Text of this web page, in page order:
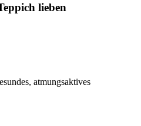
lieben
atmungsaktives